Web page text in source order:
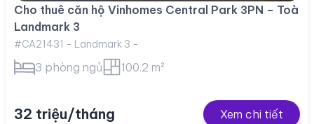
Cho thuê căn hộ Vinhomes Central Park 3PN – Toà
Landmark 3
#CA21431 - Landmark 3 -
3 phòng ngủ 100.2 m²
32 triệu/tháng Xem chi tiết